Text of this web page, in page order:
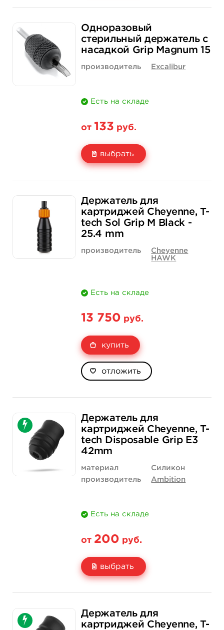
Цена
Количество купить купить
Одноразовый
стерильный держатель с
насадкой Grip Magnum 15
производитель Excalibur
Есть на складе
от 133 руб.
выбрать
Количество
133 руб.
купить купить
Держатель для
картриджей Cheyenne, T-
tech Sol Grip M Black -
25.4 mm
производитель
Cheyenne
HAWK
Есть на складе
13 750 руб.
купить
отложить
Держатель для
картриджей Cheyenne, T-
tech Disposable Grip E3
42mm
материал
Силикон
производитель
Ambition
Есть на складе
от 200 руб.
выбрать
Цена 200 руб.
Держатель для
картриджей Cheyenne, T-